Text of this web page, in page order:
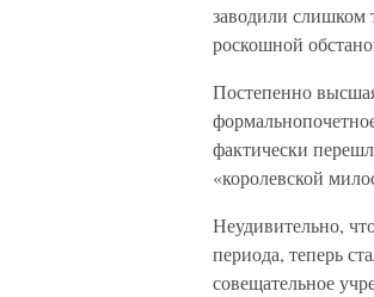
заводили слишком
роскошной
Постепенно
фактически
«королевской
Неудивительно,
периода, теперь
совещательное